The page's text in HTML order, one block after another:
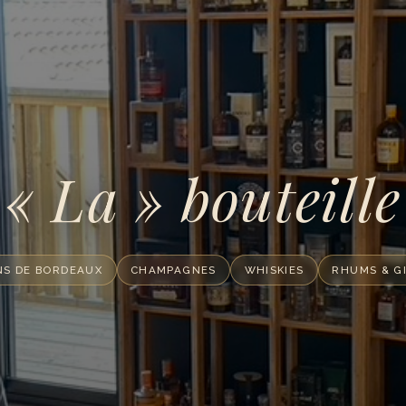
« La » bouteille
DE BORDEAUX CHAMPAGNES WHISKIES RHUMS &